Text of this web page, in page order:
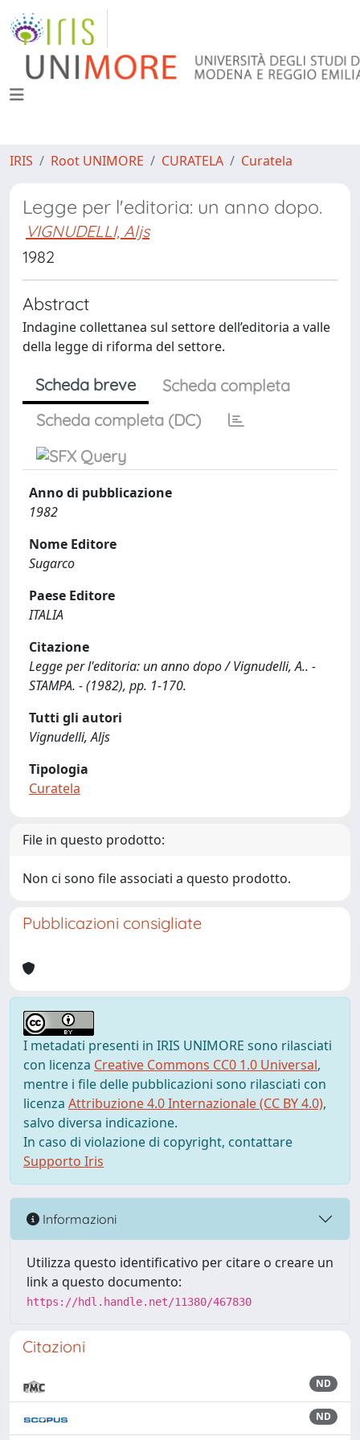
IRIS Root UNIMORE CURATELA Curatela
Legge per l'editoria: un anno dopo.
VIGNUDELLI, Aljs
1982
Abstract
Indagine collettanea sul settore dell’editoria a valle
della legge di riforma del settore.
Scheda breve
Scheda completa
Scheda completa (DC)
Anno di pubblicazione
1982
Nome Editore
Sugarco
Paese Editore
ITALIA
Citazione
Legge per l'editoria: un anno dopo / Vignudelli, A.. -
STAMPA. - (1982), pp. 1-170.
Tutti gli autori
Vignudelli, Aljs
Tipologia
Curatela
File in questo prodotto:
Non ci sono file associati a questo prodotto.
Pubblicazioni consigliate
I metadati presenti in IRIS UNIMORE sono rilasciati
con licenza Creative Commons CC0 1.0 Universal,
mentre i file delle pubblicazioni sono rilasciati con
licenza Attribuzione 4.0 Internazionale (CC BY 4.0),
salvo diversa indicazione.
In caso di violazione di copyright, contattare
Supporto Iris
Informazioni
Utilizza questo identificativo per citare o creare un
link a questo documento:
https://hdl.handle.net/11380/467830
Citazioni
ND
ND